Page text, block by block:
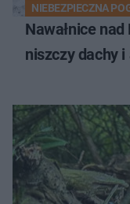
NIEBEZPIECZNA
Nawałnice
niszczy dachy